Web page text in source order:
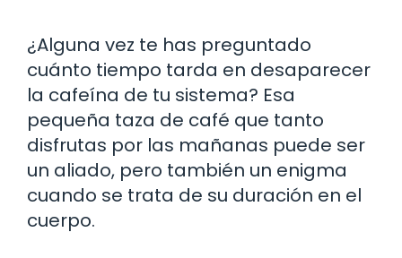
¿Alguna vez te has preguntado
cuánto tiempo tarda en desaparecer
la cafeína de tu sistema? Esa
pequeña taza de café que tanto
disfrutas por las mañanas puede ser
un aliado, pero también un enigma
cuando se trata de su duración en el
cuerpo.